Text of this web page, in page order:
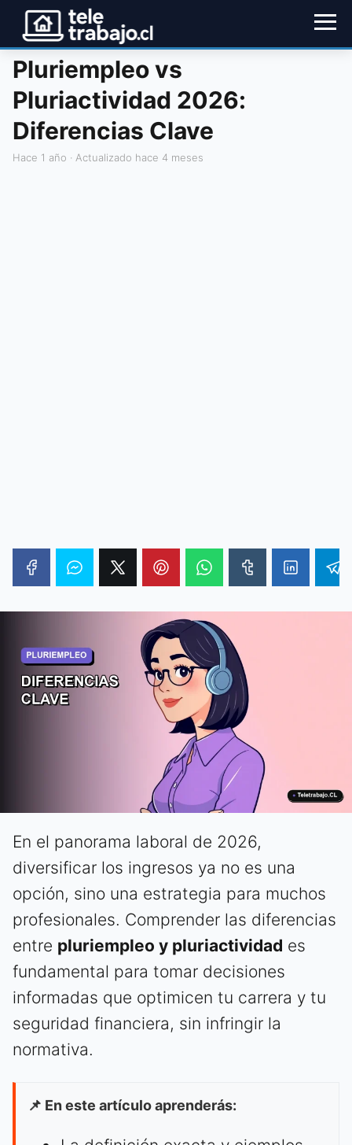
Pluriempleo vs
Pluriactividad 2026:
Diferencias Clave
hace 1 año · Actualizado hace 4 meses
En el panorama laboral de 2026,
diversificar los ingresos ya no es una
opción, sino una estrategia para muchos
profesionales. Comprender las diferencias
entre pluriempleo y pluriactividad es
fundamental para tomar decisiones
informadas que optimicen tu carrera y tu
seguridad financiera, sin infringir la
normativa.
📌 En este artículo aprenderás: